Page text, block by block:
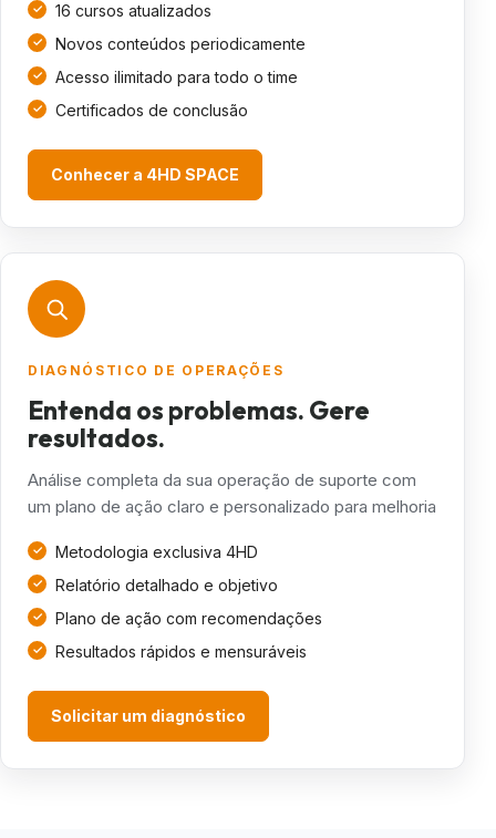
16 cursos atualizados
Novos conteúdos periodicamente
Acesso ilimitado para todo o time
Certificados de conclusão
Conhecer a 4HD SPACE
DIAGNÓSTICO DE OPERAÇÕES
Entenda os problemas. Gere
resultados.
Análise completa da sua operação de suporte com
um plano de ação claro e personalizado para melhoria
Metodologia exclusiva 4HD
Relatório detalhado e objetivo
Plano de ação com recomendações
Resultados rápidos e mensuráveis
Solicitar um diagnóstico